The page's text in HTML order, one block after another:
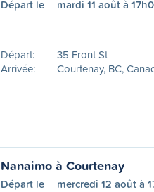
Départ le mardi 11 août à
Départ:
35 Front St
Arrivée:
Courtenay, BC,
Nanaimo à Courtenay
Départ le mercredi 12 août à